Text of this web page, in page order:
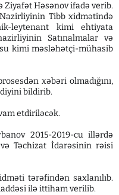
Ziyafət Həsənov ifadə verib.
Tibb xidmətində
leytenant kimi ehtiyata
Satınalmalar və
kimi məsləhətçi-mühasib
xəbəri olmadığını,
bildirib.
etdiriləcək.
2015-2019-cu illərdə
Təchizat İdarəsinin rəisi
tərəfindən saxlanılıb.
ilə ittiham verilib.